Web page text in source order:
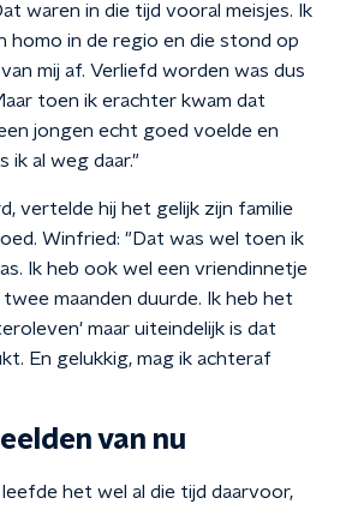
waren in die tijd vooral meisjes. Ik
homo in de regio en die stond op
mij af. Verliefd worden was dus
toen ik erachter kwam dat
jongen echt goed voelde en
ik al weg daar."
vertelde hij het gelijk zijn familie
Winfried: "Dat was wel toen ik
Ik heb ook wel een vriendinnetje
maanden duurde. Ik heb het
maar uiteindelijk is dat
En gelukkig, mag ik achteraf
van nu
het wel al die tijd daarvoor,